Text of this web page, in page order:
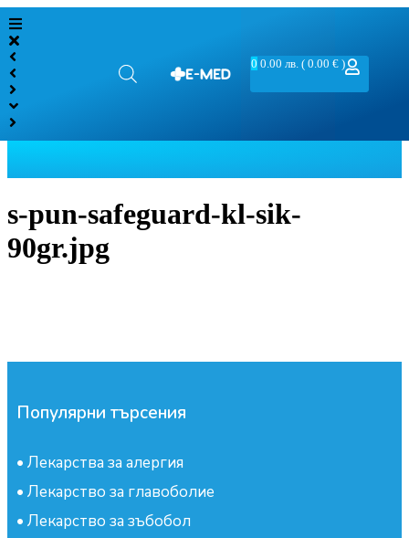
0 0.00лв. ( 0.00 € )
s-pun-safeguard-kl-sik-
90gr.jpg
Популярни търсения
• Лекарства за алергия
• Лекарство за главоболие
• Лекарство за зъбобол